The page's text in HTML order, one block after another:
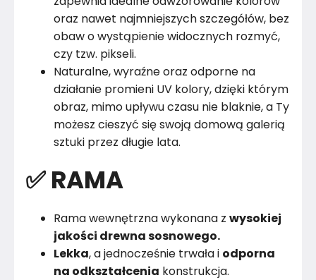
oraz nawet najmniejszych szczegółów, bez
obaw o wystąpienie widocznych rozmyć,
czy tzw. pikseli.
Naturalne, wyraźne oraz odporne na
działanie promieni UV kolory, dzięki którym
obraz, mimo upływu czasu nie blaknie, a Ty
możesz cieszyć się swoją domową galerią
sztuki przez długie lata.
✅ RAMA
Rama wewnętrzna wykonana z wysokiej
jakości drewna sosnowego.
Lekka, a jednocześnie trwała i odporna
na odkształcenia konstrukcja.